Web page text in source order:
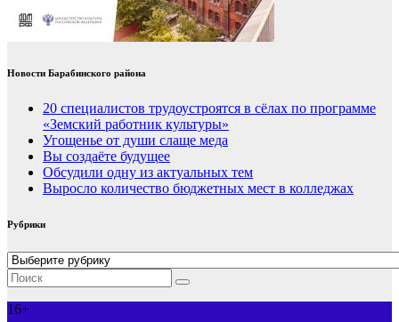
Новости Барабинского района
20 специалистов трудоустроятся в сёлах по программе
«Земский работник культуры»
Угощенье от души слаще меда
Вы создаёте будущее
Обсудили одну из актуальных тем
Выросло количество бюджетных мест в колледжах
Рубрики
Рубрики
16+